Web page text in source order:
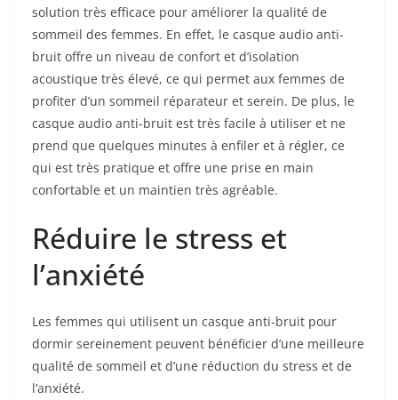
solution très efficace pour améliorer la qualité de
sommeil des femmes. En effet, le casque audio anti-
bruit offre un niveau de confort et d’isolation
acoustique très élevé, ce qui permet aux femmes de
profiter d’un sommeil réparateur et serein. De plus, le
casque audio anti-bruit est très facile à utiliser et ne
prend que quelques minutes à enfiler et à régler, ce
qui est très pratique et offre une prise en main
confortable et un maintien très agréable.
Réduire le stress et
l’anxiété
Les femmes qui utilisent un casque anti-bruit pour
dormir sereinement peuvent bénéficier d’une meilleure
qualité de sommeil et d’une réduction du stress et de
l’anxiété.